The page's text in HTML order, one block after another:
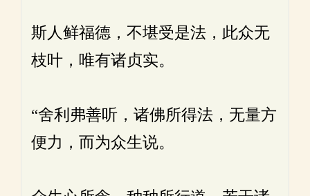
斯人鲜福德，不堪受是法，此众无
枝叶，唯有诸贞实。
“舍利弗善听，诸佛所得法，无量方
便力，而为众生说。